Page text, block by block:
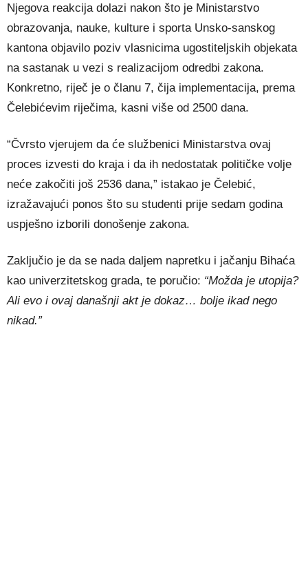
Njegova reakcija dolazi nakon što je Ministarstvo
obrazovanja, nauke, kulture i sporta Unsko-sanskog
kantona objavilo poziv vlasnicima ugostiteljskih objekata
na sastanak u vezi s realizacijom odredbi zakona.
Konkretno, riječ je o članu 7, čija implementacija, prema
Čelebićevim riječima, kasni više od 2500 dana.
“Čvrsto vjerujem da će službenici Ministarstva ovaj
proces izvesti do kraja i da ih nedostatak političke volje
neće zakočiti još 2536 dana,” istakao je Čelebić,
izražavajući ponos što su studenti prije sedam godina
uspješno izborili donošenje zakona.
Zaključio je da se nada daljem napretku i jačanju Bihaća
kao univerzitetskog grada, te poručio: “Možda je utopija?
Ali evo i ovaj današnji akt je dokaz… bolje ikad nego
nikad.”